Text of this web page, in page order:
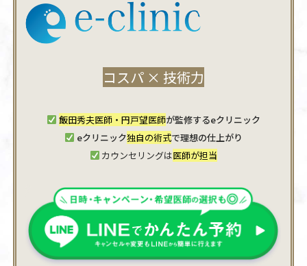
コスパ × 技術力
飯田秀夫医師・円戸望医師が監修するeクリニック
eクリニック独自の術式で理想の仕上がり
カウンセリングは医師が担当